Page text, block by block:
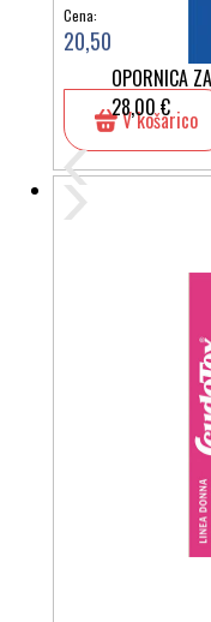
OPORNICA
28,00 €
Cena:
20,50 €
V košarico